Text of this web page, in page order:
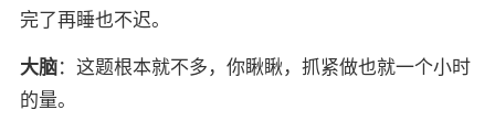
完了再睡也不迟。
大脑：这题根本就不多，你瞅瞅，抓紧做也就一个小时
的量。